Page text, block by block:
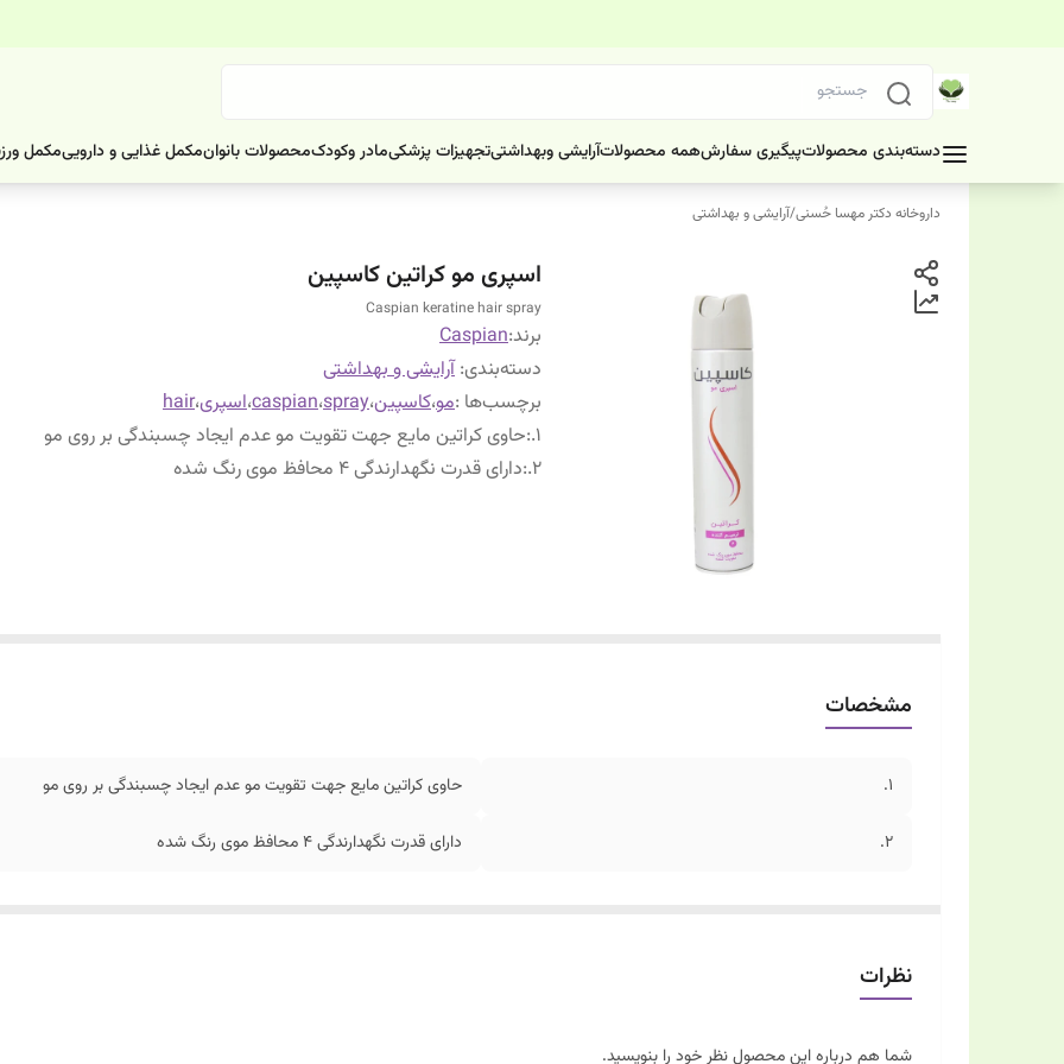
دسته‌بندی محصولاتپیگیری سفارشهمه محصولاتآرایشی وبهداشتیتجهیزات پزشکیمادر وکودکمحصولات بانوانمکمل غذایی و داروییمکمل
داروخانه دکتر مهسا حُسنی/آرایشی و بهداشتی
اسپری مو کراتین کاسپین
Caspian keratine hair spray
برند:Caspian
دسته‌بندی:آرایشی و بهداشتی
برچسب‌ها :مو،کاسپین،spray،caspian،اسپری،hair
1.
:حاوی کراتین مایع جهت تقویت مو عدم ایجاد چسبندگی بر روی مو
2.
:دارای قدرت نگهدارندگی 4 محافظ موی رنگ شده
مشخصات
1. حاوی کراتین مایع جهت تقویت مو عدم ایجاد چسبندگی بر روی مو
2. دارای قدرت نگهدارندگی 4 محافظ موی رنگ شده
نظرات
شما هم درباره این محصول نظر خود را بنویسید.